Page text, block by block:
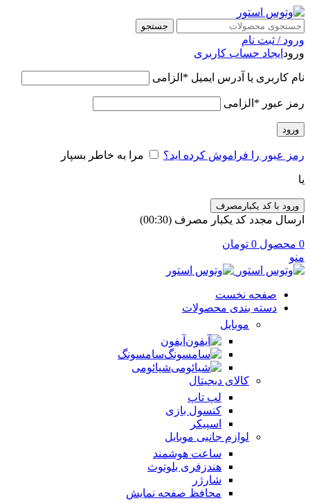
جستجو
ورود / ثبت نام
ورود ایجاد حساب کاربری
نام کاربری یا آدرس ایمیل * الزامی
رمز عبور * الزامی
ورود
رمز عبور را فراموش کرده اید؟ مرا به خاطر بسپار
یا
ورود با کد یکبارمصرف
ارسال مجدد کد یکبار مصرف (00:
30
)
0 محصول 0 تومان
منو
صفحه نخست
دسته بندی محصولات
موبایل
آیفون
سامسونگ
شیائومی
کالای دیجیتال
لپ تاپ
کنسول بازی
اسپیکر
لوازم جانبی موبایل
ساعت هوشمند
هندزفری بلوتوث
شارژر
محافظ صفحه نمایش